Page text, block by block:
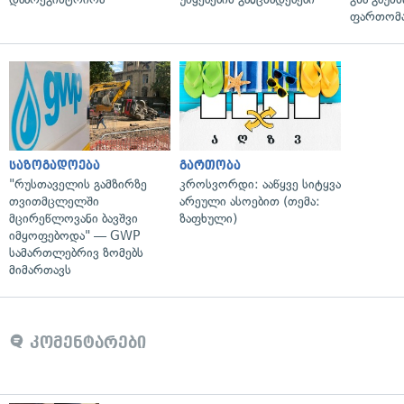
საზოგადოება
"რუსთაველის გამზირზე
თვითმცლელში
მცირეწლოვანი ბავშვი
იმყოფებოდა" — GWP
სამართლებრივ ზომებს
მიმართავს
გართობა
კროსვორდი: ააწყვე სიტყვა
არეული ასოებით (თემა:
ზაფხული)
კომენტარები